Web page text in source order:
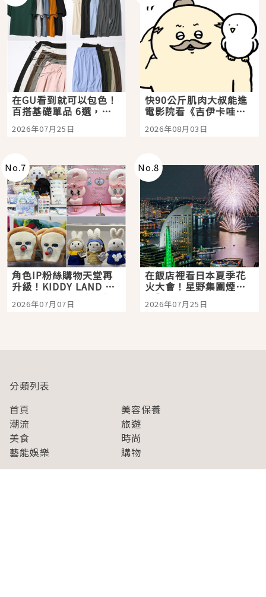
在GU看到就可以包色！
百搭基礎單品 6選，閉
眼全收也不心疼
2026年07月25日
快90公斤肌肉大叔能進
電影院看《吉伊卡哇》
嗎？日本重金屬樂團
「打首」會長與nagano
2026年08月03日
No.7
角色IP粉絲購物天堂再
升級！KIDDY LAND 原
宿店吉伊卡哇迎客，新
開幕 OMOKADO 店3分
2026年07月07日
No.8
在飯店裡看日本夏季花
火大會！星野集團煙火
景觀飯店6選，讓你不用
人擠人悠閒欣賞
2026年07月25日
分類列表
首頁
美容保養
潮流
旅遊
美食
時尚
藝能娛樂
購物